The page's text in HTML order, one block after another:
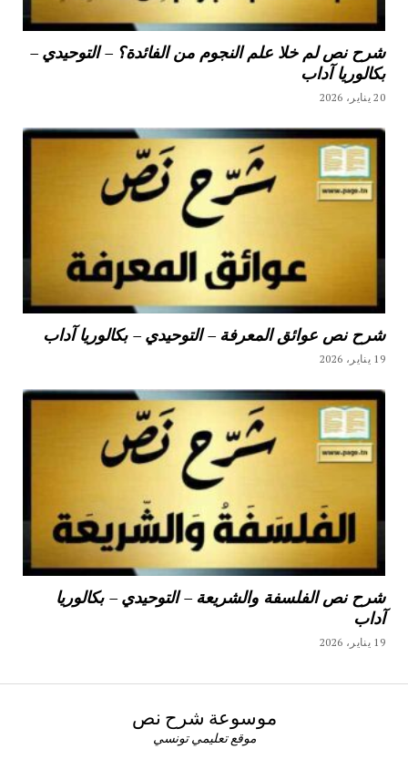
شرح نص لم خلا علم النجوم من الفائدة؟ – التوحيدي –
بكالوريا آداب
20 يناير، 2026
شرح نص عوائق المعرفة – التوحيدي – بكالوريا آداب
19 يناير، 2026
شرح نص الفلسفة والشريعة – التوحيدي – بكالوريا
آداب
19 يناير، 2026
موسوعة شرح نص
موقع تعليمي تونسي